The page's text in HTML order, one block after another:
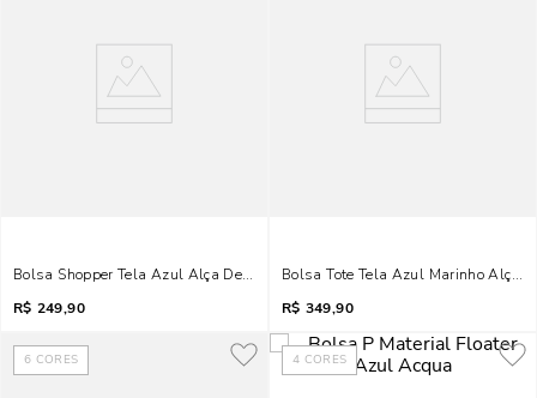
Bolsa Shopper Tela Azul Alça De Ombro
R$ 249,90
Bolsa Tote Tela Azul Marinho Alça
R$ 349,90
6 CORES 4 CORES